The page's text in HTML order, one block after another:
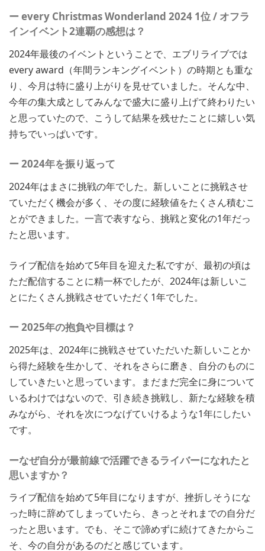
ー every Christmas Wonderland 2024 1位 / オフラ
インイベント2連覇の感想は？
2024年最後のイベントということで、エブリライブでは
every award（年間ランキングイベント）の時期とも重な
り、今月は特に盛り上がりを見せていました。そんな中、
今年の集大成としてみんなで盛大に盛り上げて終わりたい
と思っていたので、こうして結果を残せたことに嬉しい気
持ちでいっぱいです。
ー 2024年を振り返って
2024年はまさに挑戦の年でした。新しいことに挑戦させ
ていただく機会が多く、その度に経験値をたくさん積むこ
とができました。一言で表すなら、挑戦と変化の1年だっ
たと思います。
ライブ配信を始めて5年目を迎えた私ですが、最初の頃は
ただ配信することに精一杯でしたが、2024年は新しいこ
とにたくさん挑戦させていただく1年でした。
ー 2025年の抱負や目標は？
2025年は、2024年に挑戦させていただいた新しいことか
ら得た経験を生かして、それをさらに磨き、自分のものに
していきたいと思っています。まだまだ完全に身について
いるわけではないので、引き続き挑戦し、新たな経験を積
みながら、それを次につなげていけるような1年にしたい
です。
ーなぜ自分が最前線で活躍できるライバーになれたと
思いますか？
ライブ配信を始めて5年目になりますが、挫折しそうにな
った時に辞めてしまっていたら、きっとそれまでの自分だ
ったと思います。でも、そこで諦めずに続けてきたからこ
そ、今の自分があるのだと感じています。